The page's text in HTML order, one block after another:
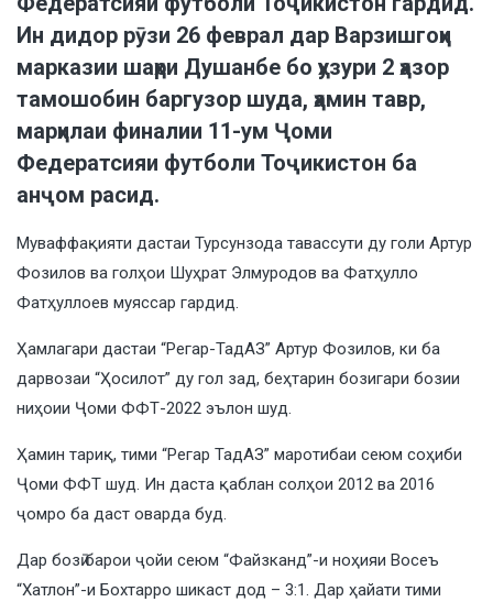
Ин дидор рӯзи 26 феврал дар Варзишгоҳи
марказии шаҳри Душанбе бо ҳузури 2 ҳазор
тамошобин баргузор шуда, ҳамин тавр,
марҳилаи финалии 11-ум Ҷоми
Федератсияи футболи Тоҷикистон ба
анҷом расид.
Муваффақияти дастаи Турсунзода тавассути ду голи Артур
Фозилов ва голҳои Шуҳрат Элмуродов ва Фатҳулло
Фатҳуллоев муяссар гардид.
Ҳамлагари дастаи “Регар-ТадАЗ” Артур Фозилов, ки ба
дарвозаи “Ҳосилот” ду гол зад, беҳтарин бозигари бозии
ниҳоии Ҷоми ФФТ-2022 эълон шуд.
Ҳамин тариқ, тими “Регар ТадАЗ” маротибаи сеюм соҳиби
Ҷоми ФФТ шуд. Ин даста қаблан солҳои 2012 ва 2016
ҷомро ба даст оварда буд.
Дар бозӣ барои ҷойи сеюм “Файзканд”-и ноҳияи Восеъ
“Хатлон”-и Бохтарро шикаст дод – 3:1. Дар ҳайати тими